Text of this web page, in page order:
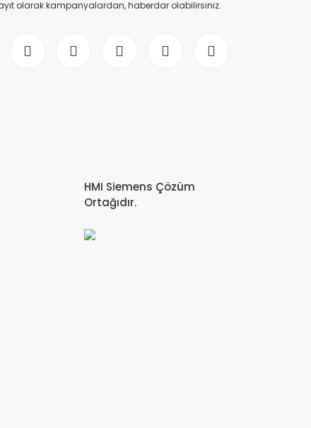
olarak kampanyalardan, haberdar olabilirsiniz.
HMI Siemens Çözüm
Ortağıdır.